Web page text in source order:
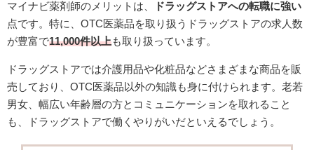
マイナビ薬剤師のメリットは、
ドラッグストアへの転職に強い
点です。特に、OTC医薬品を取り扱うドラッグストアの求人数
が豊富で11,000件以上 も取り扱っています。
ドラッグストアでは介護用品や化粧品などさまざまな商品を販
売しており、OTC医薬品以外の知識も身に付けられます。老若
男女、幅広い年齢層の方とコミュニケーションを取れること
も、ドラッグストアで働くやりがいだといえるでしょう。